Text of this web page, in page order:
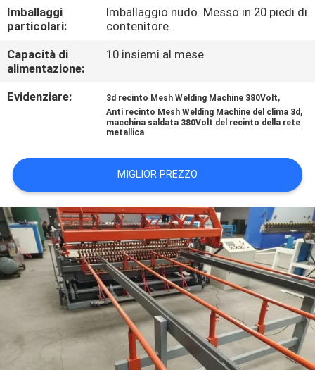
FABBRICA
CONTROLLO
QUALITÀ
CONTATTICI
RICHIEDA
UNA
CITAZIONE
MAPPA
SITO
Imballaggi
particolari:
Imballaggio nudo. Messo in 20 piedi di
contenitore.
Capacità di
alimentazione:
10 insiemi al mese
Evidenziare: 3d recinto Mesh Welding Machine 380Volt,
Anti recinto Mesh Welding Machine del clima 3d ,
macchina saldata 380Volt del recinto della rete
metallica
MIGLIOR PREZZO